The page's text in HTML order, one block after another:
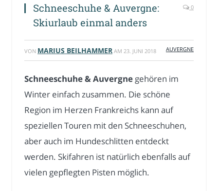
Schneeschuhe & Auvergne:
Skiurlaub einmal anders
0
VON MARIUS BEILHAMMER AM 23. JUNI 2018 AUVERGNE
Schneeschuhe & Auvergne gehören im
Winter einfach zusammen. Die schöne
Region im Herzen Frankreichs kann auf
speziellen Touren mit den Schneeschuhen,
aber auch im Hundeschlitten entdeckt
werden. Skifahren ist natürlich ebenfalls auf
vielen gepflegten Pisten möglich.